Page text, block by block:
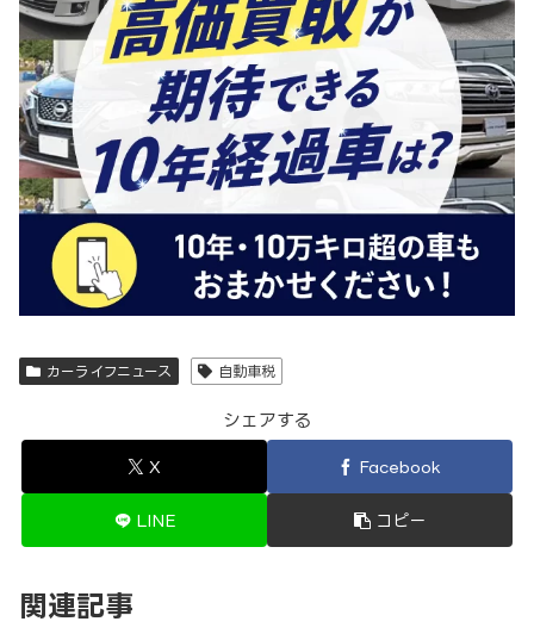
カーライフニュース 自動車税
シェアする
X Facebook
LINE コピー
関連記事